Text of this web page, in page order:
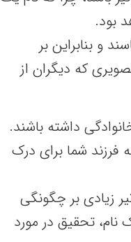
بود.
و بنابراین بر
که دیگران از
داشته باشند.
فرزند شما برای درک
زیادی بر چگونگی
تحقیق در مورد